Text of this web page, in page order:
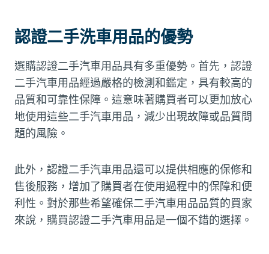
認證二手洗車用品的優勢
選購認證二手汽車用品具有多重優勢。首先，認證
二手汽車用品經過嚴格的檢測和鑑定，具有較高的
品質和可靠性保障。這意味著購買者可以更加放心
地使用這些二手汽車用品，減少出現故障或品質問
題的風險。
此外，認證二手汽車用品還可以提供相應的保修和
售後服務，增加了購買者在使用過程中的保障和便
利性。對於那些希望確保二手汽車用品品質的買家
來說，購買認證二手汽車用品是一個不錯的選擇。